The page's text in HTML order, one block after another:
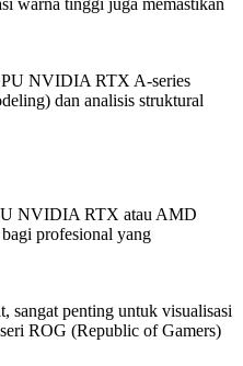
NVIDIA RTX A-series
dan analisis struktural
NVIDIA RTX atau AMD
profesional yang
sangat penting untuk visualisasi
ROG (Republic of Gamers)